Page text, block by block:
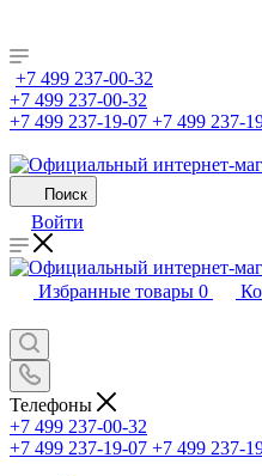
+7 499 237-00-32
+7 499 237-00-32
+7 499 237-19-07 +7 499 237-
Поиск
Войти
Избранные товары 0
Телефоны
+7 499 237-00-32
+7 499 237-19-07 +7 499 237-